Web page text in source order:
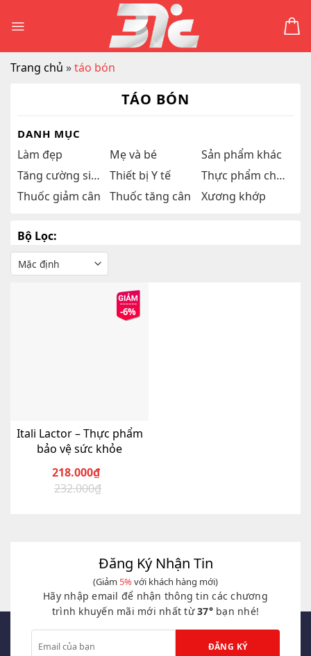
Trang chủ »táo bón
TÁO BÓN
DANH MỤC
Làm đẹp Mẹ và bé
Sản phẩm khác
Tăng cường sinh lý
Thiết bị Y tế
Thực phẩm chức năng
Thuốc giảm cân
Thuốc tăng cân Xương khớp
Bộ Lọc:
-6%
Itali Lactor – Thực phẩm
bảo vệ sức khỏe
232.000₫
Giá
218.000₫
Giá
Đăng Ký Nhận Tin
(Giảm 5%với khách hàng mới)
Hãy nhập email để nhận thông tin các chương
trình khuyến mãi mới nhất từ37°bạn nhé!